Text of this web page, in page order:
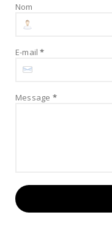
Nom
E-mail*
Message *